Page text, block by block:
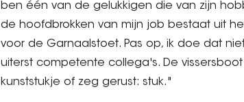
ben één van de gelukkigen die van zijn
de hoofdbrokken van mijn job bestaat uit
voor de Garnaalstoet. Pas op, ik doe dat
uiterst competente collega's. De vissersboot
kunststukje of zeg gerust: stuk."